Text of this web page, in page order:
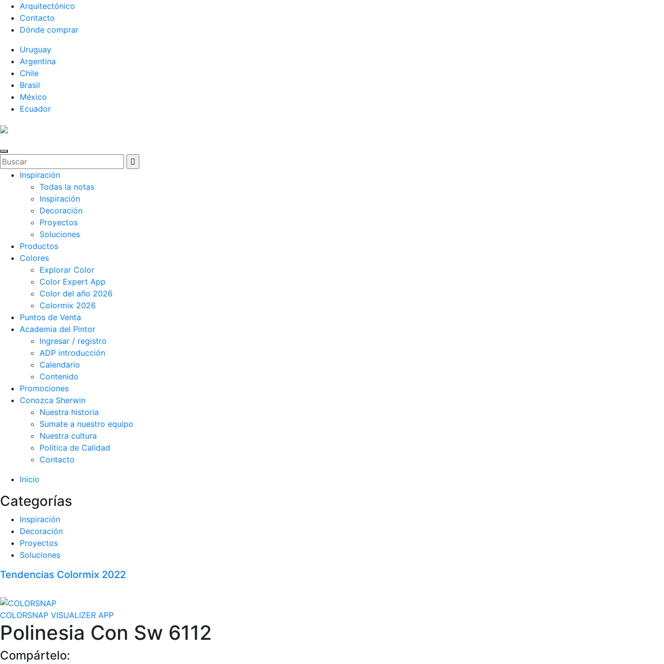
Arquitectónico
Contacto
Dónde comprar
Uruguay
Argentina
Chile
Brasil
México
Ecuador
Inspiración
Todas la notas
Inspiración
Decoración
Proyectos
Soluciones
Productos
Colores
Explorar Color
Color Expert App
Color del año 2026
Colormix 2026
Puntos de Venta
Academia del Pintor
Ingresar / registro
ADP introducción
Calendario
Contenido
Promociones
Conozca Sherwin
Nuestra historia
Sumate a nuestro equipo
Nuestra cultura
Política de Calidad
Contacto
Inicio
Categorías
Inspiración
Decoración
Proyectos
Soluciones
Tendencias Colormix 2022
COLORSNAP VISUALIZER APP
Polinesia Con Sw 6112
Compártelo: